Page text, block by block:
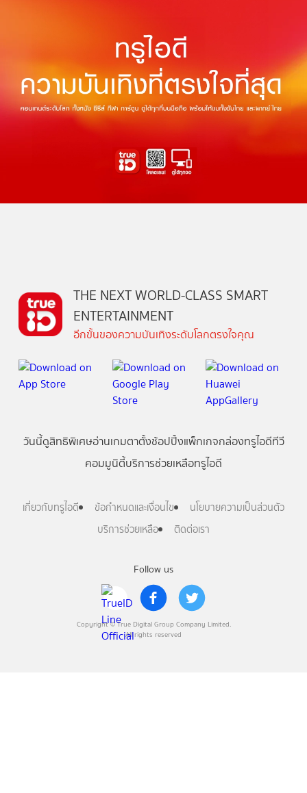
Follow us
Copyright © True Digital Group Company Limited.
All rights reserved
THE NEXT WORLD-CLASS SMART
ENTERTAINMENT
อีกขั้นของความบันเทิงระดับโลกตรงใจคุณ
วันนี้ดูสิทธิพิเศษอ่านเกมตาตั้งช้อปปิ้งแพ็กเกจกล่องทรูไอดีทีวี
คอมมูนิตี้บริการช่วยเหลือทรูไอดี
เกี่ยวกับทรูไอดี ข้อกำหนดและเงื่อนไข
นโยบายความเป็นส่วนตัว
บริการช่วยเหลือ
ติดต่อเรา